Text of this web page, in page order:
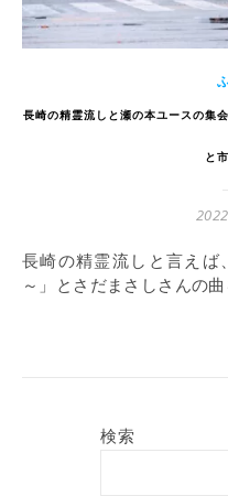
長崎の精霊流しと瀬の本ユースの集
と
長崎の精霊流しと言えば、「去年のあなたの思い出は～
～」とさだまさしさんの
検索